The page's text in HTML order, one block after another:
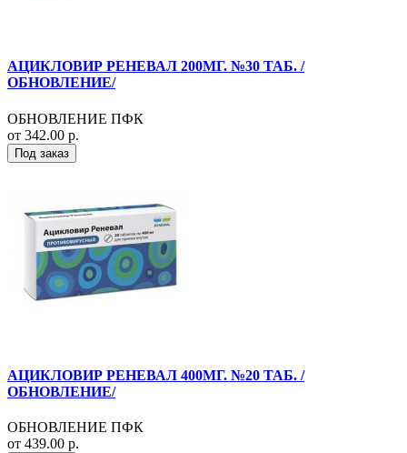
АЦИКЛОВИР РЕНЕВАЛ 200МГ. №30 ТАБ. /
ОБНОВЛЕНИЕ/
ОБНОВЛЕНИЕ ПФК
от 342.00 р.
Под заказ
АЦИКЛОВИР РЕНЕВАЛ 400МГ. №20 ТАБ. /
ОБНОВЛЕНИЕ/
ОБНОВЛЕНИЕ ПФК
от 439.00 р.